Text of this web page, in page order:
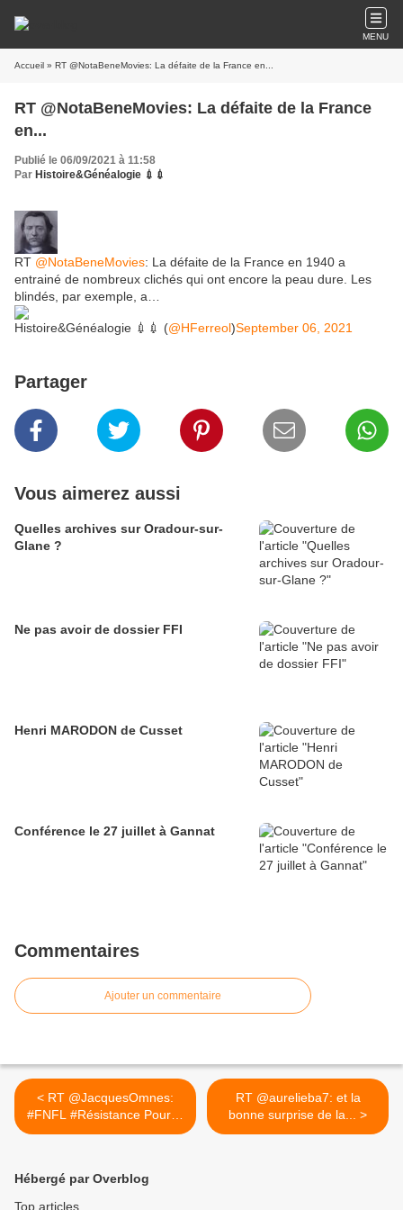
MENU
Accueil » RT @NotaBeneMovies: La défaite de la France en...
RT @NotaBeneMovies: La défaite de la France
en...
Publié le 06/09/2021 à 11:58
Par Histoire&Généalogie 💉💉
RT @NotaBeneMovies: La défaite de la France en 1940 a
entrainé de nombreux clichés qui ont encore la peau dure. Les
blindés, par exemple, a…
Histoire&Généalogie 💉💉 (@HFerreol)September 06, 2021
Partager
Vous aimerez aussi
Quelles archives sur Oradour-sur-
Glane ?
Ne pas avoir de dossier FFI
Henri MARODON de Cusset
Conférence le 27 juillet à Gannat
Commentaires
Ajouter un commentaire
< RT @JacquesOmnes:
#FNFL #Résistance Pour le
80e...
RT @aurelieba7: et la
bonne surprise de la... >
Hébergé par Overblog
Top articles